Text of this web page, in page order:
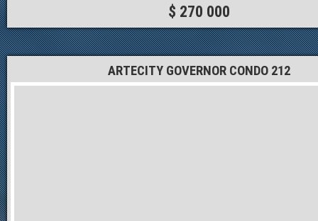
$ 270 000
ARTECITY GOVERNOR CONDO 212